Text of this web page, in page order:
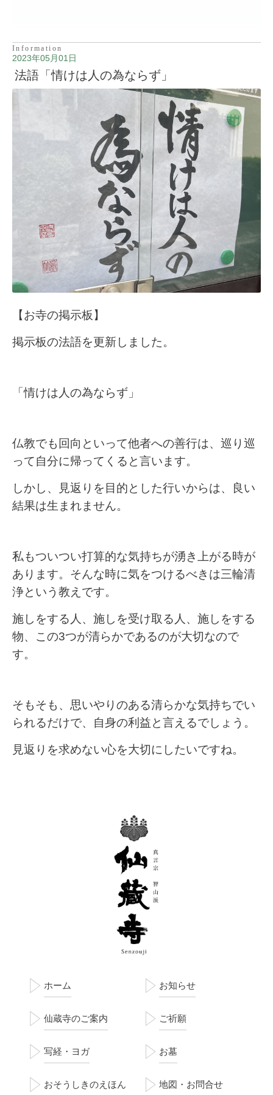
Information
2023年05月01日
法語「情けは人の為ならず」
【お寺の掲示板】
掲示板の法語を更新しました。
「情けは人の為ならず」
仏教でも回向といって他者への善行は、巡り巡
って自分に帰ってくると言います。
しかし、見返りを目的とした行いからは、良い
結果は生まれません。
私もついつい打算的な気持ちが湧き上がる時が
あります。そんな時に気をつけるべきは三輪清
浄という教えです。
施しをする人、施しを受け取る人、施しをする
物、この3つが清らかであるのが大切なので
す。
そもそも、思いやりのある清らかな気持ちでい
られるだけで、自身の利益と言えるでしょう。
見返りを求めない心を大切にしたいですね。
ホーム お知らせ
仙蔵寺のご案内 ご祈願
写経・ヨガ お墓
おそうしきのえほん 地図・お問合せ